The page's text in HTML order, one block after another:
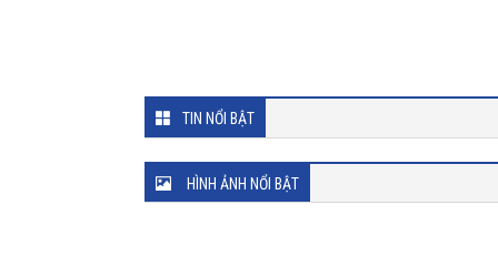
TIN NỔI BẬT
HÌNH ẢNH NỔI BẬT